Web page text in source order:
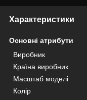
Характеристики
Основні атрибути
Виробник
Країна виробник
Масштаб моделі
Колір